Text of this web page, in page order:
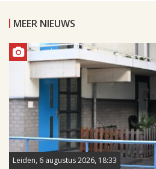
MEER NIEUWS
Leiden, 6 augustus 2026, 18:33